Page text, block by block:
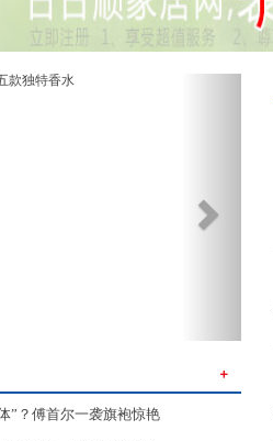
＋
”？傅首尔一袭旗袍惊艳